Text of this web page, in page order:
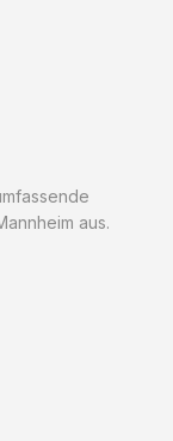
aus.